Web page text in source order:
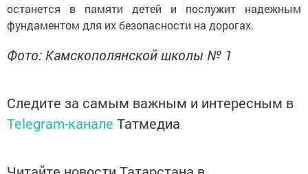
останется в памяти детей и послужит надежным
фундаментом для их безопасности на дорогах.
Фото: Камскополянской школы № 1
Следите за самым важным и интересным в
Telegram-канале Татмедиа